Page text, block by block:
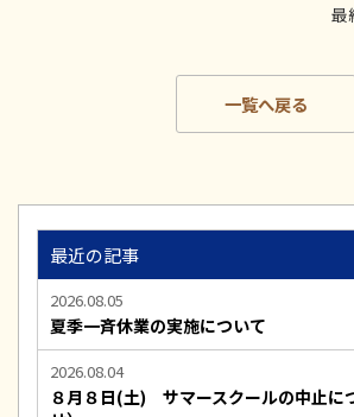
最
一覧へ戻る
最近の記事
2026.08.05
夏季一斉休業の実施について
2026.08.04
８月８日(土) サマースクールの中止に